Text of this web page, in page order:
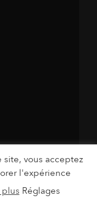
site, vous acceptez
l'expérience
plus Réglages